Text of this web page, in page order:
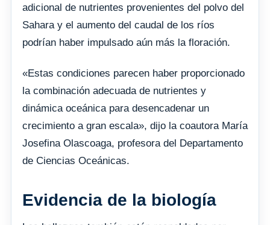
adicional de nutrientes provenientes del polvo del
Sahara y el aumento del caudal de los ríos
podrían haber impulsado aún más la floración.
«Estas condiciones parecen haber proporcionado
la combinación adecuada de nutrientes y
dinámica oceánica para desencadenar un
crecimiento a gran escala», dijo la coautora María
Josefina Olascoaga, profesora del Departamento
de Ciencias Oceánicas.
Evidencia de la biología